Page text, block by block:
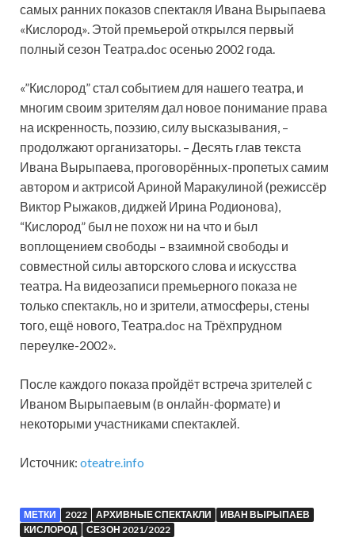
самых ранних показов спектакля Ивана Вырыпаева
«Кислород». Этой премьерой открылся первый
полный сезон Театра.doc осенью 2002 года.
«”Кислород” стал событием для нашего театра, и
многим своим зрителям дал новое понимание права
на искренность, поэзию, силу высказывания, –
продолжают организаторы. – Десять глав текста
Ивана Вырыпаева, проговорённых-пропетых самим
автором и актрисой Ариной Маракулиной (режиссёр
Виктор Рыжаков, диджей Ирина Родионова),
“Кислород” был не похож ни на что и был
воплощением свободы – взаимной свободы и
совместной силы авторского слова и искусства
театра. На видеозаписи премьерного показа не
только спектакль, но и зрители, атмосферы, стены
того, ещё нового, Театра.doc на Трёхпрудном
переулке-2002».
После каждого показа пройдёт встреча зрителей с
Иваном Вырыпаевым (в онлайн-формате) и
некоторыми участниками спектаклей.
Источник: oteatre.info
МЕТКИ 2022 АРХИВНЫЕ СПЕКТАКЛИ
ИВАН ВЫРЫПАЕВ
КИСЛОРОД
СЕЗОН 2021/2022